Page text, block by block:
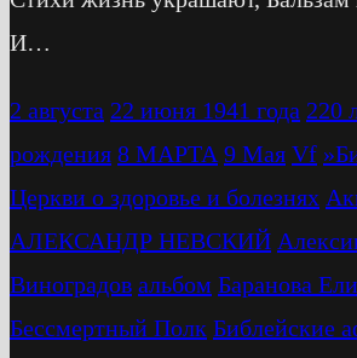
И…
2 августа 22 июня 1941 года 220
рождения 8 МАРТА 9 Мая Vf
Церкви о здоровье и болезнях
АЛЕКСАНДР НЕВСКИЙ
Виноградов альбом Баранова
Бессмертный Полк Библейские